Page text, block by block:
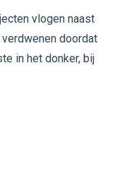
vlogen naast
doordat
in het donker, bij